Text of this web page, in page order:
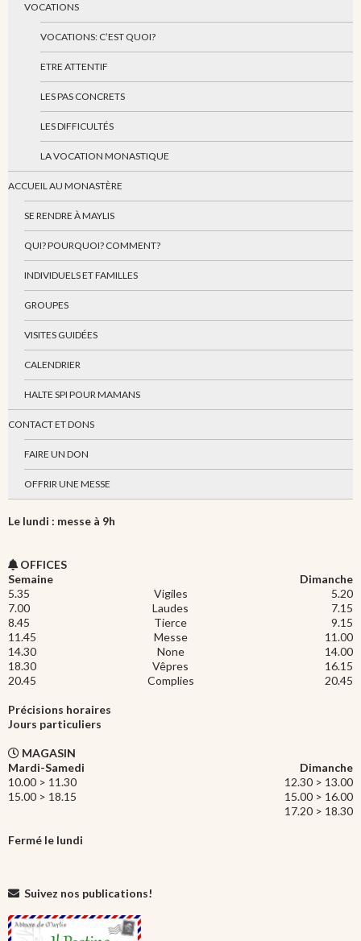
VOCATIONS
VOCATIONS: C’EST QUOI?
ETRE ATTENTIF
LES PAS CONCRETS
LES DIFFICULTÉS
LA VOCATION MONASTIQUE
ACCUEIL AU MONASTÈRE
SE RENDRE À MAYLIS
QUI? POURQUOI? COMMENT?
INDIVIDUELS ET FAMILLES
GROUPES
VISITES GUIDÉES
CALENDRIER
HALTE SPI POUR MAMANS
CONTACT ET DONS
FAIRE UN DON
OFFRIR UNE MESSE
Le lundi : messe à 9h
OFFICES
Semaine
Dimanche
5.35
Vigiles
5.20
7.00
Laudes
7.15
8.45
Tierce
9.15
11.45
Messe
11.00
14.30
None
14.00
18.30
Vêpres
16.15
20.45
Complies 20.45
Précisions horaires
Jours particuliers
MAGASIN
Mardi-Samedi
Dimanche
10.00 > 11.30
12.30 > 13.00
15.00 > 18.15
15.00 > 16.00
17.20 > 18.30
Fermé le lundi
Suivez nos publications!